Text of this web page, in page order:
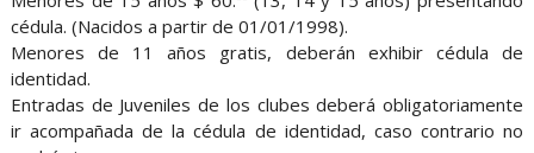
cédula. (Nacidos a partir de 01/01/1998).
Menores de 11 años gratis, deberán exhibir cédula de
identidad.
Entradas de Juveniles de los clubes deberá obligatoriamente
ir acompañada de la cédula de identidad, caso contrario no